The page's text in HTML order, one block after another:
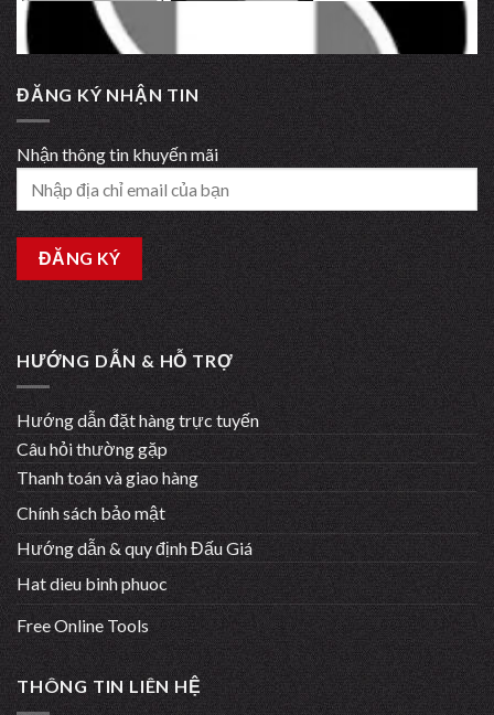
ĐĂNG KÝ NHẬN TIN
Nhận thông tin khuyến mãi
HƯỚNG DẪN & HỖ TRỢ
Hướng dẫn đặt hàng trực tuyến
Câu hỏi thường gặp
Thanh toán và giao hàng
Chính sách bảo mật
Hướng dẫn & quy định Đấu Giá
Hat dieu binh phuoc
Free Online Tools
THÔNG TIN LIÊN HỆ